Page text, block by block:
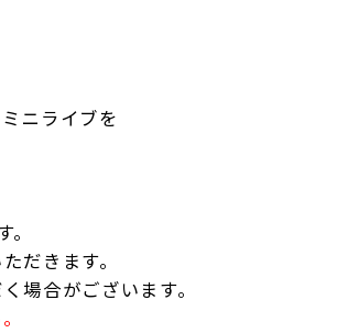
ニライブを
だきます。
場合がございます。